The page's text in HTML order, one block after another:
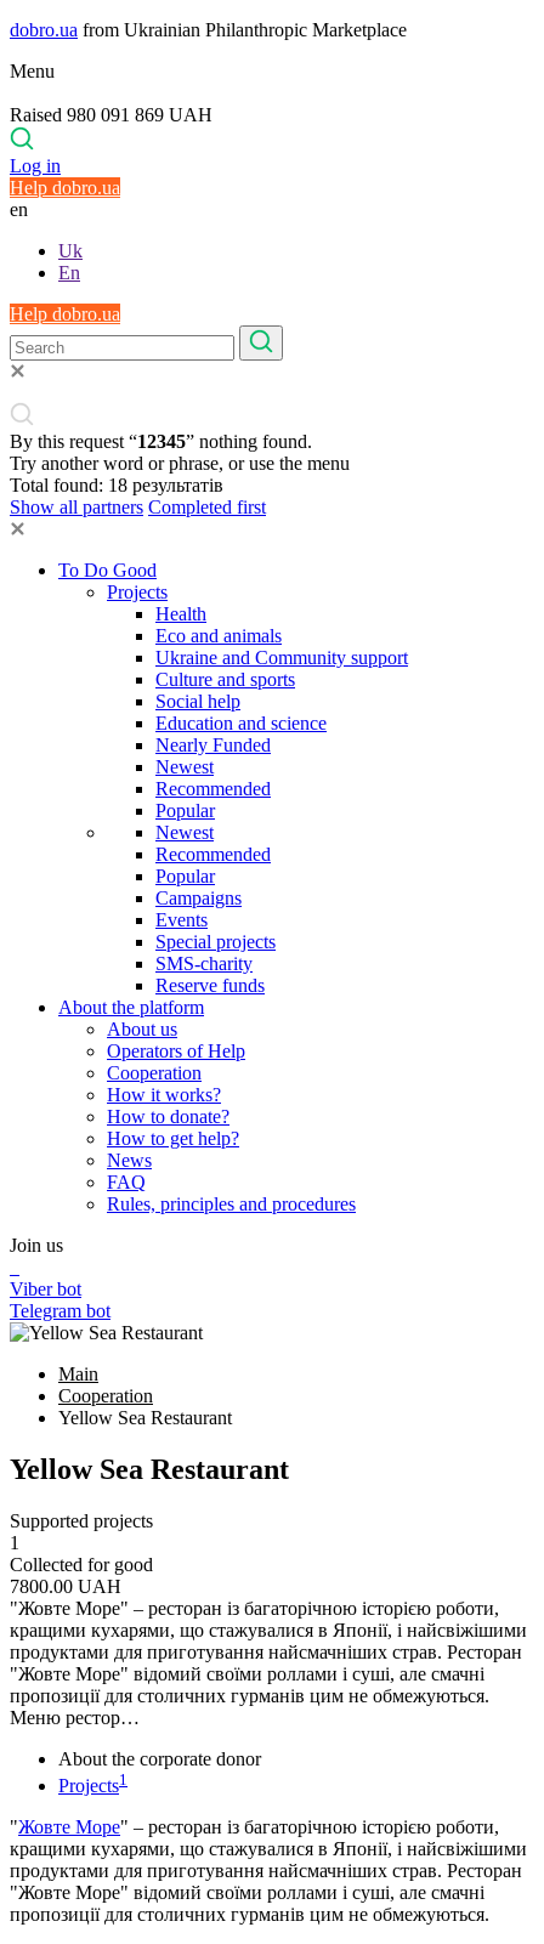
dobro.ua from Ukrainian Philanthropic Marketplace
Menu
Raised 980 091 869 UAH
Log in
Help dobro.ua
en
Uk
En
Help dobro.ua
By this request “12345” nothing found.
Try another word or phrase, or use the menu
Total found: 18 результатів
Show all partners Completed first
To Do Good
Projects
Health
Eco and animals
Ukraine and Community support
Culture and sports
Social help
Education and science
Nearly Funded
Newest
Recommended
Popular
Newest
Recommended
Popular
Campaigns
Events
Special projects
SMS-charity
Reserve funds
About the platform
About us
Operators of Help
Cooperation
How it works?
How to donate?
How to get help?
News
FAQ
Rules, principles and procedures
Join us
Viber bot
Telegram bot
Main
Cooperation
Yellow Sea Restaurant
Yellow Sea Restaurant
Supported projects
1
Collected for good
7800.00 UAH
"Жовте Море" – ресторан із багаторічною історією роботи,
кращими кухарями, що стажувалися в Японії, і найсвіжішими
продуктами для приготування найсмачніших страв. Ресторан
"Жовте Море" відомий своїми роллами і суші, але смачні
пропозиції для столичних гурманів цим не обмежуються.
Меню рестор…
About the corporate donor
Projects1
"Жовте Море" – ресторан із багаторічною історією роботи,
кращими кухарями, що стажувалися в Японії, і найсвіжішими
продуктами для приготування найсмачніших страв. Ресторан
"Жовте Море" відомий своїми роллами і суші, але смачні
пропозиції для столичних гурманів цим не обмежуються.